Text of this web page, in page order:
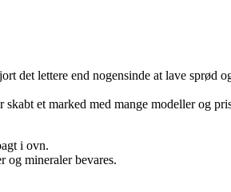
det lettere end nogensinde at lave sprød
skabt et marked med mange modeller og
i ovn.
og mineraler bevares.